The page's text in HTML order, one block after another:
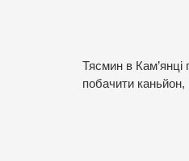
Тясмин в Кам’янці
побачити каньйон,